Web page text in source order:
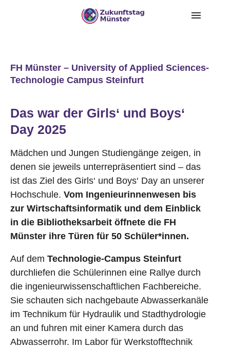
FH Münster – University of Applied Sciences-
Technologie Campus Steinfurt
Das war der Girls‘ und Boys‘
Day 2025
Mädchen und Jungen Studiengänge zeigen, in
denen sie jeweils unterrepräsentiert sind – das
ist das Ziel des Girls‘ und Boys‘ Day an unserer
Hochschule. Vom Ingenieurinnenwesen bis
zur Wirtschaftsinformatik und dem Einblick
in die Bibliotheksarbeit öffnete die FH
Münster ihre Türen für 50 Schüler*innen.
Auf dem Technologie-Campus Steinfurt
durchliefen die Schülerinnen eine Rallye durch
die ingenieurwissenschaftlichen Fachbereiche.
Sie schauten sich nachgebaute Abwasserkanäle
im Technikum für Hydraulik und Stadthydrologie
an und fuhren mit einer Kamera durch das
Abwasserrohr. Im Labor für Werkstofftechnik